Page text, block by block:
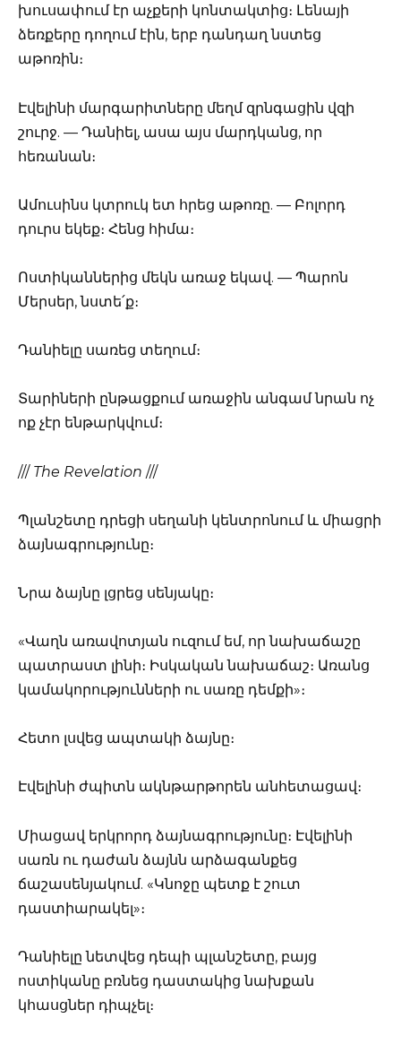
խուսափում էր աչքերի կոնտակտից։ Լենայի
ձեռքերը դողում էին, երբ դանդաղ նստեց
աթոռին։
Էվելինի մարգարիտները մեղմ զրնգացին վզի
շուրջ. — Դանիել, ասա այս մարդկանց, որ
հեռանան։
Ամուսինս կտրուկ ետ հրեց աթոռը. — Բոլորդ
դուրս եկեք։ Հենց հիմա։
Ոստիկաններից մեկն առաջ եկավ. — Պարոն
Մերսեր, նստե՛ք։
Դանիելը սառեց տեղում։
Տարիների ընթացքում առաջին անգամ նրան ոչ
ոք չէր ենթարկվում։
/// The Revelation ///
Պլանշետը դրեցի սեղանի կենտրոնում և միացրի
ձայնագրությունը։
Նրա ձայնը լցրեց սենյակը։
«Վաղն առավոտյան ուզում եմ, որ նախաճաշը
պատրաստ լինի։ Իսկական նախաճաշ։ Առանց
կամակորությունների ու սառը դեմքի»։
Հետո լսվեց ապտակի ձայնը։
Էվելինի ժպիտն ակնթարթորեն անհետացավ։
Միացավ երկրորդ ձայնագրությունը։ Էվելինի
սառն ու դաժան ձայնն արձագանքեց
ճաշասենյակում. «Կնոջը պետք է շուտ
դաստիարակել»։
Դանիելը նետվեց դեպի պլանշետը, բայց
ոստիկանը բռնեց դաստակից նախքան
կհասցներ դիպչել։